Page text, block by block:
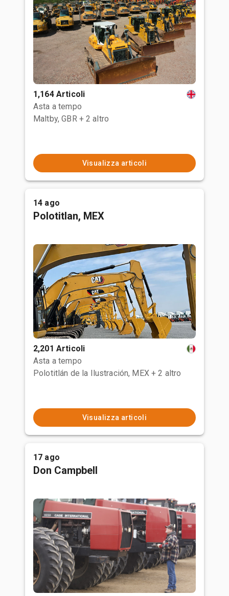
1,164 Articoli
Asta a tempo
Maltby, GBR + 2 altro
Visualizza articoli
14 ago
Polotitlan, MEX
2,201 Articoli
Asta a tempo
Polotitlán de la Ilustración, MEX + 2 altro
Visualizza articoli
17 ago
Don Campbell